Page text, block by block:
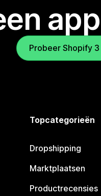
Probeer Shopify
Topcategorieën
Dropshipping
Marktplaatsen
Productrecensies